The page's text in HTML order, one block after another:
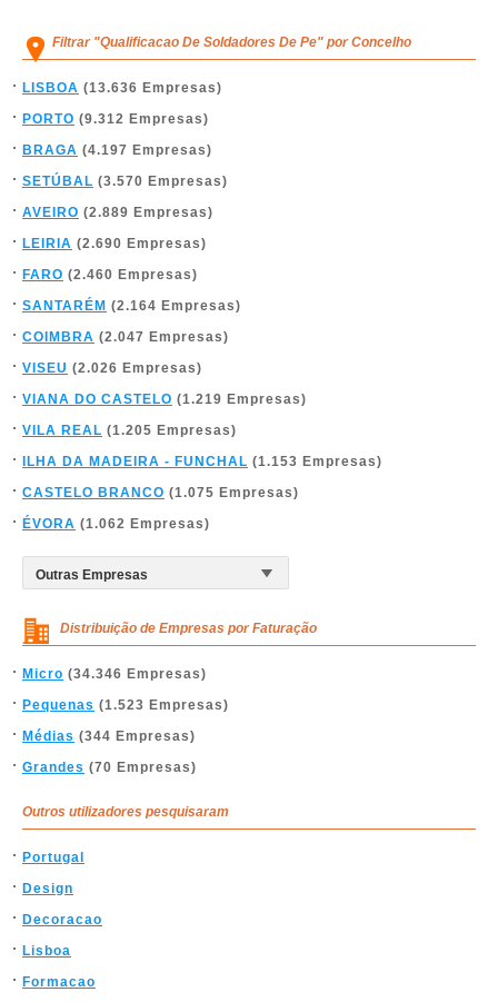
Filtrar "Qualificacao De Soldadores De Pe" por Concelho
LISBOA (13.636 Empresas)
PORTO (9.312 Empresas)
BRAGA (4.197 Empresas)
SETÚBAL (3.570 Empresas)
AVEIRO (2.889 Empresas)
LEIRIA (2.690 Empresas)
FARO (2.460 Empresas)
SANTARÉM (2.164 Empresas)
COIMBRA (2.047 Empresas)
VISEU (2.026 Empresas)
VIANA DO CASTELO (1.219 Empresas)
VILA REAL (1.205 Empresas)
ILHA DA MADEIRA - FUNCHAL (1.153 Empresas)
CASTELO BRANCO (1.075 Empresas)
ÉVORA (1.062 Empresas)
Distribuição de Empresas por Faturação
Micro (34.346 Empresas)
Pequenas (1.523 Empresas)
Médias (344 Empresas)
Grandes (70 Empresas)
Outros utilizadores pesquisaram
Portugal
Design
Decoracao
Lisboa
Formacao